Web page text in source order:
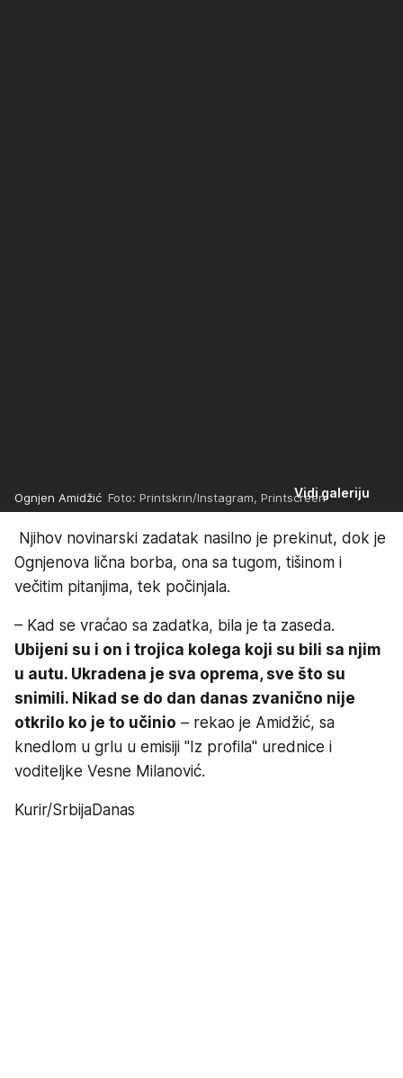
Vidi galeriju
Ognjen Amidžić Foto: Printskrin/Instagram, Printscreen
Njihov novinarski zadatak nasilno je prekinut, dok je
Ognjenova lična borba, ona sa tugom, tišinom i
večitim pitanjima, tek počinjala.
– Kad se vraćao sa zadatka, bila je ta zaseda.
Ubijeni su i on i trojica kolega koji su bili sa njim
u autu. Ukradena je sva oprema, sve što su
snimili. Nikad se do dan danas zvanično nije
otkrilo ko je to učinio – rekao je Amidžić, sa
knedlom u grlu u emisiji "Iz profila" urednice i
voditeljke Vesne Milanović.
Kurir/SrbijaDanas